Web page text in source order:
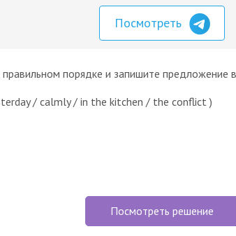
Посмотреть
порядке и запишите предложение
/ calmly / in the kitchen / the conflict )
Посмотреть решение